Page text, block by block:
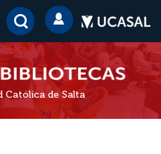
Católica de Salta